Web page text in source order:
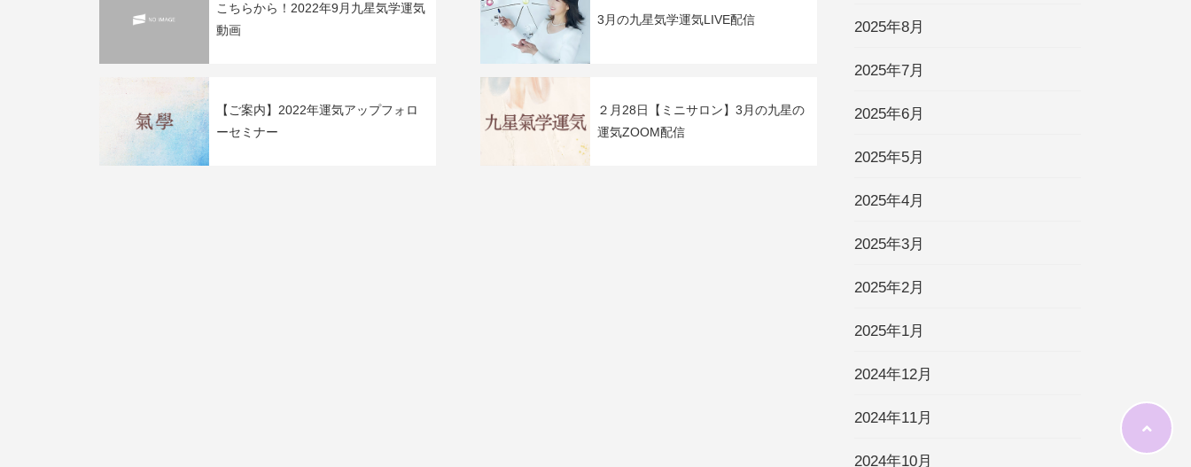
こちらから！2022年9月九星気学運気
動画
3月の九星気学運気LIVE配信
【ご案内】2022年運気アップフォロ
ーセミナー
２月28日【ミニサロン】3月の九星の
運気ZOOM配信
2025年8月
2025年7月
2025年6月
2025年5月
2025年4月
2025年3月
2025年2月
2025年1月
2024年12月
2024年11月
2024年10月